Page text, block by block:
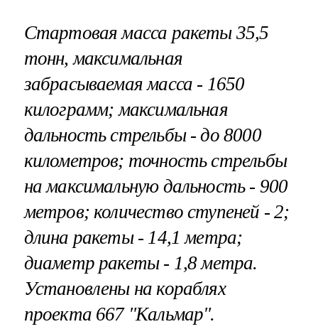
Стартовая масса ракеты 35,5
тонн, максимальная
забрасываемая масса - 1650
килограмм; максимальная
дальность стрельбы - до 8000
километров; точность стрельбы
на максимальную дальность - 900
метров; количество ступеней - 2;
длина ракеты - 14,1 метра;
диаметр ракеты - 1,8 метра.
Установлены на кораблях
проекта 667 "Кальмар".